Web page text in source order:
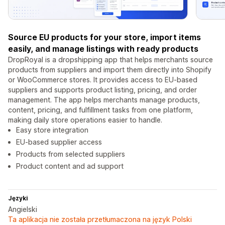
Source EU products for your store, import items
easily, and manage listings with ready products
DropRoyal is a dropshipping app that helps merchants source
products from suppliers and import them directly into Shopify
or WooCommerce stores. It provides access to EU-based
suppliers and supports product listing, pricing, and order
management. The app helps merchants manage products,
content, pricing, and fulfillment tasks from one platform,
making daily store operations easier to handle.
Easy store integration
EU-based supplier access
Products from selected suppliers
Product content and ad support
Języki
Angielski
Ta aplikacja nie została przetłumaczona na język Polski